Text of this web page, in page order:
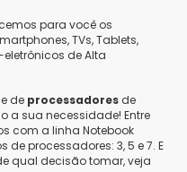
para você os
TVs, Tablets,
de Alta
de processadores de
a sua necessidade! Entre
com a linha Notebook
de processadores: 3, 5 e 7. E
qual decisão tomar, veja